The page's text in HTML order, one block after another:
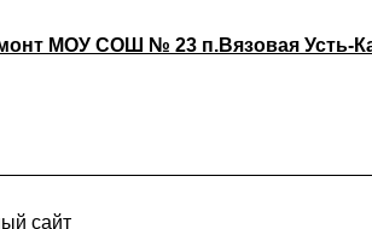
МОУ СОШ № 23 п.Вязовая Усть-
сайт